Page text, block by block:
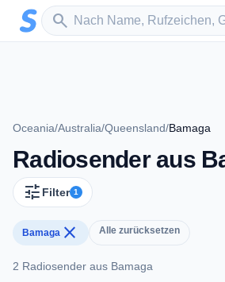
Zum Hauptinhalt springen
search
Sender suchen
Oceania/Australia/Queensland/Bamaga
Radiosender aus
tune Filter 1
Bamaga close Alle zurücksetzen
2 Radiosender aus Bamaga